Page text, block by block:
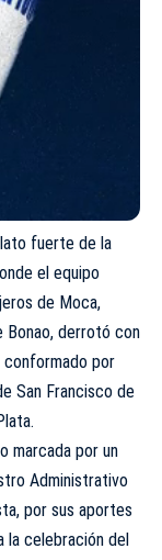
fuerte de la
el equipo
de Moca,
Bonao, derrotó con
conformado por
San Francisco de
marcada por un
Administrativo
por sus aportes
la celebración del